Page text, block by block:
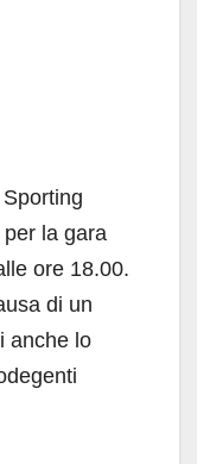
la gara
ore 18.00.
di un
anche lo